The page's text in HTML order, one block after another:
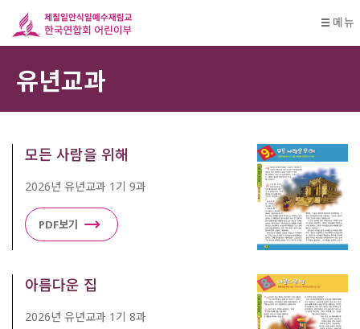
메뉴
유년교과
모든 사람을 위해
2026년 유년교과 1기 9과
PDF보기
아름다운 집
2026년 유년교과 1기 8과